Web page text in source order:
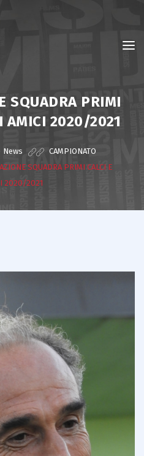
SQUADRA PRIMI
AMICI 2020/2021
News > CAMPIONATO
SQUADRA PRIMI CALCI E
2020/2021